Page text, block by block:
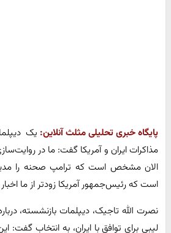
پایگاه خبری تحلیلی مثلث آنلاین: یک
مذاکرات ایران و آمریکا گفت: ما در
الان مشخص است که ترامپ صحنه را
است که رئیس‌جمهور آمریکا زودتر از ما
نصرت الله تاجیک، دیپلمات بازنشسته،
لیبی برای توافق با ایران، به انتخاب